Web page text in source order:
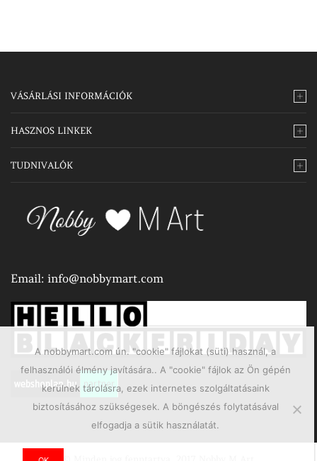
VÁSÁRLÁSI INFORMÁCIÓK
HASZNOS LINKEK
TUDNIVALÓK
Email: info@nobbymart.com
A nobbymart.com ún. "cookie" fájlokat (süti) használ, a
felhasználói élmény javítására.. A "cookie" fájlok az Ön gépén
kerülnek tárolásra, ezek internetes szolgáltatásaink
biztosításához szükségesek. A böngészés folytatásával
elfogadja a sütik használatát.